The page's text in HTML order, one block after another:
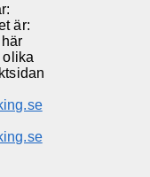
är:
olika